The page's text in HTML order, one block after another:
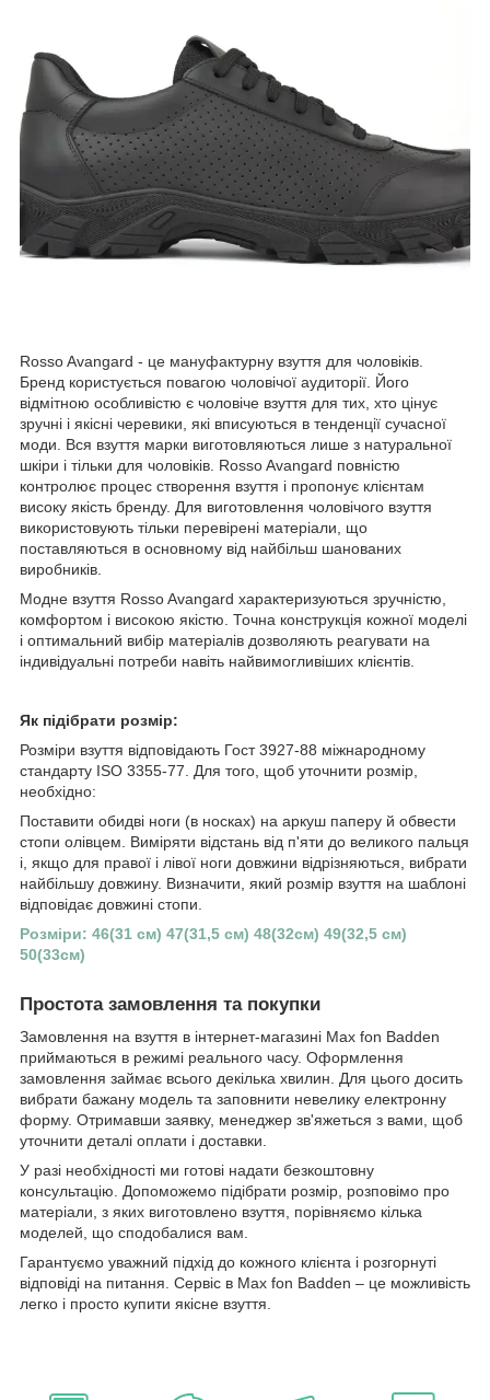
Rosso Avangard - це мануфактурну взуття для чоловіків.
Бренд користується повагою чоловічої аудиторії. Його
відмітною особливістю є чоловіче взуття для тих, хто цінує
зручні і якісні черевики, які вписуються в тенденції сучасної
моди. Вся взуття марки виготовляються лише з натуральної
шкіри і тільки для чоловіків. Rosso Avangard повністю
контролює процес створення взуття і пропонує клієнтам
високу якість бренду. Для виготовлення чоловічого взуття
використовують тільки перевірені матеріали, що
поставляються в основному від найбільш шанованих
виробників.
Модне взуття Rosso Avangard характеризуються зручністю,
комфортом і високою якістю. Точна конструкція кожної моделі
і оптимальний вибір матеріалів дозволяють реагувати на
індивідуальні потреби навіть найвимогливіших клієнтів.
Як підібрати розмір:
Розміри взуття відповідають Гост 3927-88 міжнародному
стандарту ISO 3355-77. Для того, щоб уточнити розмір,
необхідно:
Поставити обидві ноги (в носках) на аркуш паперу й обвести
стопи олівцем. Виміряти відстань від п'яти до великого пальця
і, якщо для правої і лівої ноги довжини відрізняються, вибрати
найбільшу довжину. Визначити, який розмір взуття на шаблоні
відповідає довжині стопи.
Розміри: 46(31 см) 47(31,5 см) 48(32см) 49(32,5 см)
50(33см)
Простота замовлення та покупки
Замовлення на взуття в інтернет-магазині Max fon Badden
приймаються в режимі реального часу. Оформлення
замовлення займає всього декілька хвилин. Для цього досить
вибрати бажану модель та заповнити невелику електронну
форму. Отримавши заявку, менеджер зв'яжеться з вами, щоб
уточнити деталі оплати і доставки.
У разі необхідності ми готові надати безкоштовну
консультацію. Допоможемо підібрати розмір, розповімо про
матеріали, з яких виготовлено взуття, порівняємо кілька
моделей, що сподобалися вам.
Гарантуємо уважний підхід до кожного клієнта і розгорнуті
відповіді на питання. Сервіс в Max fon Badden – це можливість
легко і просто купити якісне взуття.